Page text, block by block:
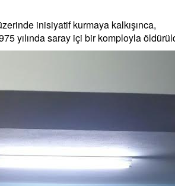
inisiyatif kurmaya kalkışınca,
yılında saray içi bir komployla